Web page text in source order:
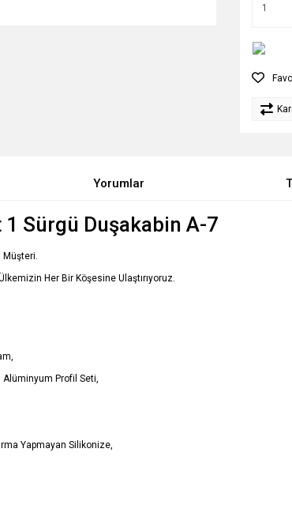
Yorumlar
Sürgü Duşakabin A-7
Müşteri.
Her Bir Köşesine Ulaştırıyoruz.
Alüminyum Profil Seti,
Yapmayan Silikonize,